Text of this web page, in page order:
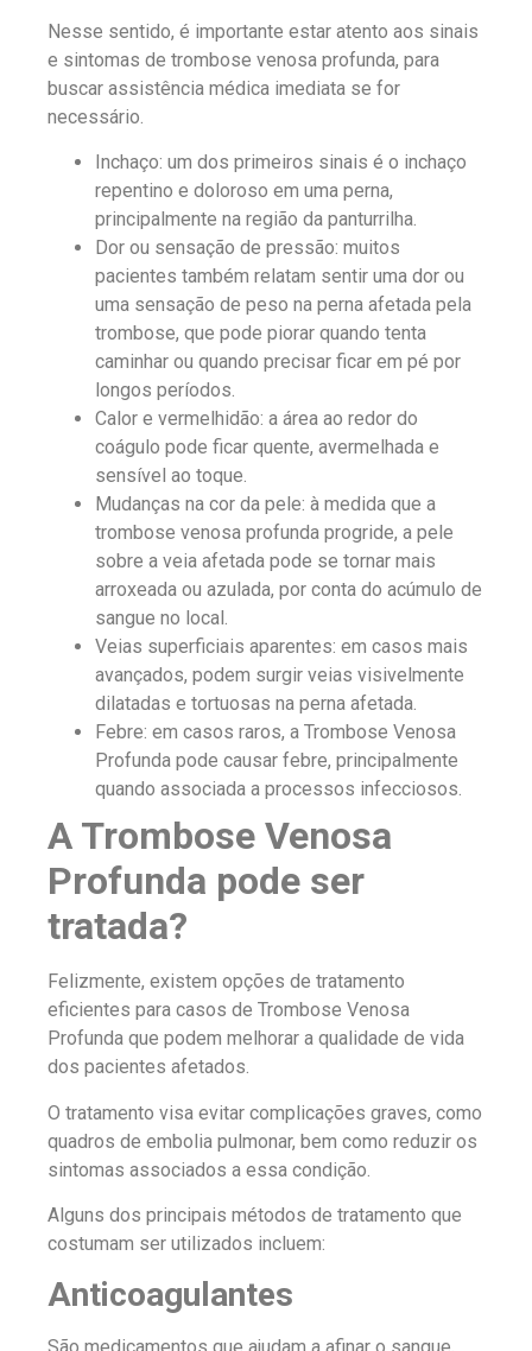
Nesse sentido, é importante estar atento aos sinais
e sintomas de trombose venosa profunda, para
buscar assistência médica imediata se for
necessário.
Inchaço: um dos primeiros sinais é o inchaço
repentino e doloroso em uma perna,
principalmente na região da panturrilha.
Dor ou sensação de pressão: muitos
pacientes também relatam sentir uma dor ou
uma sensação de peso na perna afetada pela
trombose, que pode piorar quando tenta
caminhar ou quando precisar ficar em pé por
longos períodos.
Calor e vermelhidão: a área ao redor do
coágulo pode ficar quente, avermelhada e
sensível ao toque.
Mudanças na cor da pele: à medida que a
trombose venosa profunda progride, a pele
sobre a veia afetada pode se tornar mais
arroxeada ou azulada, por conta do acúmulo de
sangue no local.
Veias superficiais aparentes: em casos mais
avançados, podem surgir veias visivelmente
dilatadas e tortuosas na perna afetada.
Febre: em casos raros, a Trombose Venosa
Profunda pode causar febre, principalmente
quando associada a processos infecciosos.
A Trombose Venosa
Profunda pode ser
tratada?
Felizmente, existem opções de tratamento
eficientes para casos de Trombose Venosa
Profunda que podem melhorar a qualidade de vida
dos pacientes afetados.
O tratamento visa evitar complicações graves, como
quadros de embolia pulmonar, bem como reduzir os
sintomas associados a essa condição.
Alguns dos principais métodos de tratamento que
costumam ser utilizados incluem:
Anticoagulantes